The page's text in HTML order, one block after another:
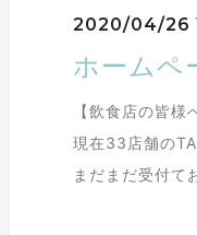
2020/04/26
ホームペ
【飲食店の皆様
現在33店舗の
まだまだ受付て